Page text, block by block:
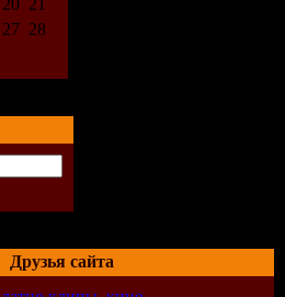
20 21
27 28
Друзья сайта